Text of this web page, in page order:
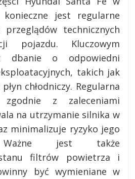
jest regularne
przeglądów technicznych
pojazdu. Kluczowym
dbanie o odpowiedni
takich jak
chłodniczy. Regularna
z zaleceniami
na utrzymanie silnika w
minimalizuje ryzyko jego
Ważne jest także
filtrów powietrza i
być wymieniane w